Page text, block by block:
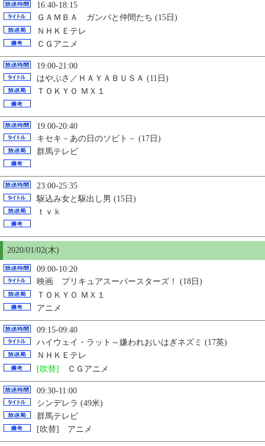
16:40-18:15
ＧＡＭＢＡ ガンバと仲間たち (15日)
ＮＨＫＥテレ
ＣＧアニメ
19:00-21:00
はやぶさ／ＨＡＹＡＢＵＳＡ (11日)
ＴＯＫＹＯ ＭＸ１
19:00-20:40
キセキ－あの日のソビト－ (17日)
群馬テレビ
23:00-25:35
駆込み女と駆出し男 (15日)
ｔｖｋ
2020/01/02(木)
09:00-10:20
映画 プリキュアスーパースターズ！ (18日)
ＴＯＫＹＯ ＭＸ１
アニメ
09:15-09:40
ハイウェイ・ラット～嫌われおいはぎネズミ (17英)
ＮＨＫＥテレ
[吹替] ＣＧアニメ
09:30-11:00
シンデレラ (49米)
群馬テレビ
[吹替] アニメ